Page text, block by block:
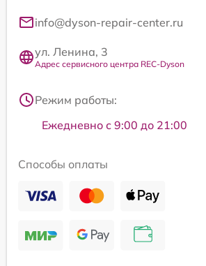
info@dyson-repair-center.ru
ул. Ленина, 3
Адрес сервисного центра REC-Dyson
Режим работы:
Ежедневно с 9:00 до 21:00
Способы оплаты